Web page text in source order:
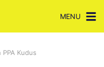
MENU
PPA Kudus